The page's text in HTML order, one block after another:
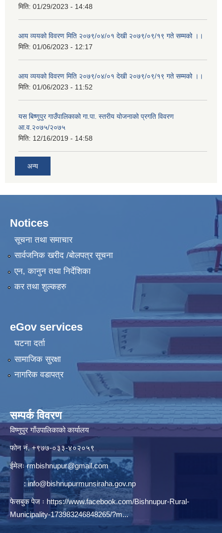
मिति: 01/29/2023 - 14:48
आय व्ययको विवरण मिति २०७९/०४/०१ देखी २०७९/०९/१९ गते सम्मको ।।
मिति: 01/06/2023 - 12:17
आय व्ययको विवरण मिति २०७९/०४/०१ देखी २०७९/०९/१९ गते सम्मको ।।
मिति: 01/06/2023 - 11:52
यस बिष्णुपुर गाउँपालिकाको गा.पा. स्तरीय योजनाको प्रगति विवरण
आ.व.२०७५/२०७५
मिति: 12/16/2019 - 14:58
अन्य
Notices
सूचना तथा समाचार
सार्वजनिक खरीद /बोलपत्र सूचना
एन, कानुन तथा निर्देशिका
कर तथा शुल्कहरु
eGov services
घटना दर्ता
सामाजिक सुरक्षा
नागरिक वडापत्र
सम्पर्क विवरण
विष्णुपुर गाँउपालिकाको कार्यालय
फोन नं. ‍‍+९७७-०३३-४०२०५९
ईमेलःrmbishnupur@gmail.com
:info@bishnupurmunsiraha.gov.np
फेसबुक पेज ः https://www.facebook.com/Bishnupur-Rural-
Municipality-173983246848265/?m...